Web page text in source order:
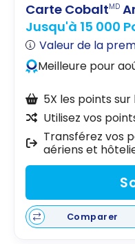
crédit au
Canada
Carte CobaltMD
Jusqu'à 15 000
Valeur de la
Meilleure pour
5X les points
Utilisez vos
Transférez vos
aériens et
Comparer